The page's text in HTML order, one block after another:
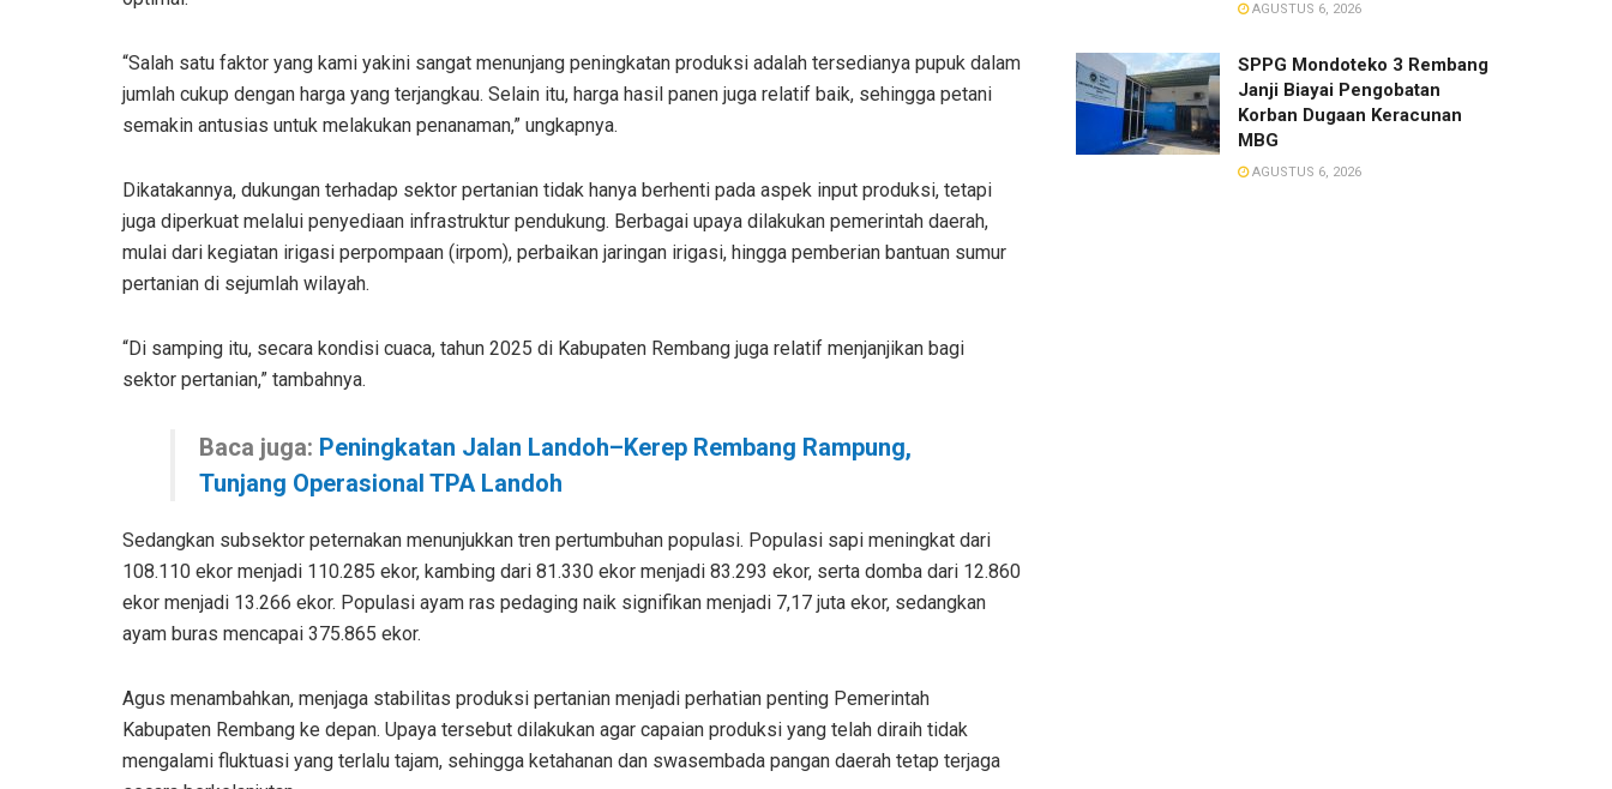
“Salah satu faktor yang kami yakini sangat menunjang peningkatan produksi adalah tersedianya pupuk dalam
jumlah cukup dengan harga yang terjangkau. Selain itu, harga hasil panen juga relatif baik, sehingga petani
semakin antusias untuk melakukan penanaman,” ungkapnya.
Dikatakannya, dukungan terhadap sektor pertanian tidak hanya berhenti pada aspek input produksi, tetapi
juga diperkuat melalui penyediaan infrastruktur pendukung. Berbagai upaya dilakukan pemerintah daerah,
mulai dari kegiatan irigasi perpompaan (irpom), perbaikan jaringan irigasi, hingga pemberian bantuan sumur
pertanian di sejumlah wilayah.
“Di samping itu, secara kondisi cuaca, tahun 2025 di Kabupaten Rembang juga relatif menjanjikan bagi
sektor pertanian,” tambahnya.
Baca juga: Peningkatan Jalan Landoh–Kerep Rembang Rampung,
Tunjang Operasional TPA Landoh
Sedangkan subsektor peternakan menunjukkan tren pertumbuhan populasi. Populasi sapi meningkat dari
108.110 ekor menjadi 110.285 ekor, kambing dari 81.330 ekor menjadi 83.293 ekor, serta domba dari 12.860
ekor menjadi 13.266 ekor. Populasi ayam ras pedaging naik signifikan menjadi 7,17 juta ekor, sedangkan
ayam buras mencapai 375.865 ekor.
Agus menambahkan, menjaga stabilitas produksi pertanian menjadi perhatian penting Pemerintah
Kabupaten Rembang ke depan. Upaya tersebut dilakukan agar capaian produksi yang telah diraih tidak
mengalami fluktuasi yang terlalu tajam, sehingga ketahanan dan swasembada pangan daerah tetap terjaga
AGUSTUS 6, 2026
SPPG Mondoteko 3 Rembang
Janji Biayai Pengobatan
Korban Dugaan Keracunan
MBG
AGUSTUS 6, 2026